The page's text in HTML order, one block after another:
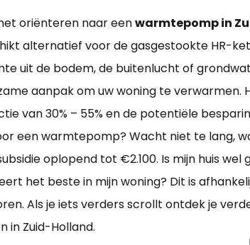
oriënteren naar eenwarmtepomp in
alternatief voor de gasgestookte HR-
uit de bodem, de buitenlucht of
aanpak om uw woning te verwarmen.
van 30% – 55% en de potentiële
een warmtepomp? Wacht niet te lang,
oplopend tot €2.100. Is mijn huis
het beste in mijn woning? Dit is
Als je iets verders scrollt ontdek je
in Zuid-Holland.